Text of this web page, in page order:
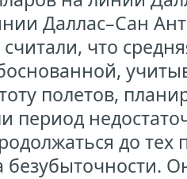
Даллас–Сан
что
полетов,
период
до тех
безубыточности.